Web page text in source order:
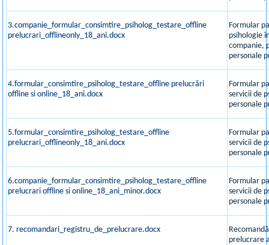
3.companie_formular_consimtire_psiholog_testare_offline
prelucrari_offlineonly_18_ani.docx
Formular
psihologie
companie,
personale
4.formular_consimtire_psiholog_testare_offline prelucrări
offline si online_18_ani.docx
Formular
servicii de
personale
5.formular_consimtire_psiholog_testare_offline
prelucrari_offlineonly_18_ani.docx
Formular
servicii de
personale
6.companie_formular_consimtire_psiholog_testare_offline
prelucrari offline si online_18_ani_minor.docx
Formular
servicii de
personale
7. recomandari_registru_de_prelucrare.docx
prelucrare